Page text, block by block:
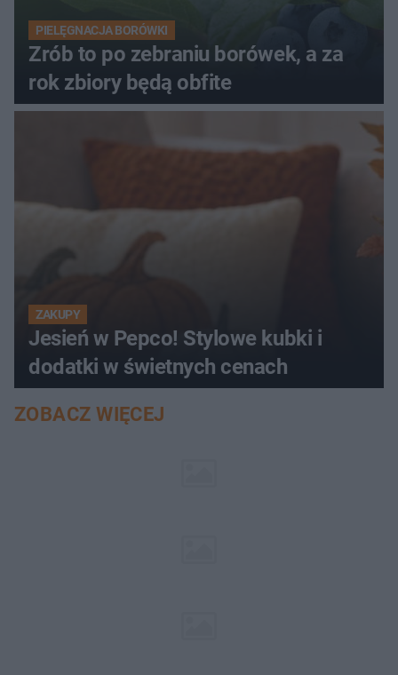
PIELĘGNACJA BORÓWKI
Zrób to po zebraniu borówek, a za
rok zbiory będą obfite
ZAKUPY
Jesień w Pepco! Stylowe kubki i
dodatki w świetnych cenach
ZOBACZ WIĘCEJ